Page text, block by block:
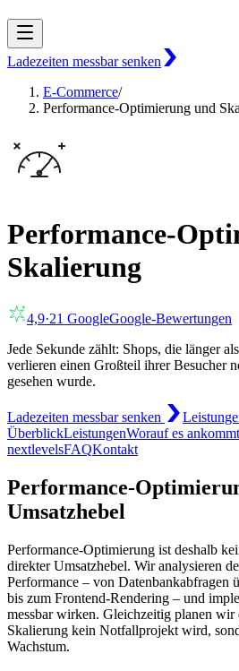
Ladezeiten messbar senken
E-Commerce/
Performance-Optimierung und
Performance-
Skalierung
4,9·21 GoogleGoogle-Bewertungen
Jede Sekunde zählt: Shops, die länger
verlieren einen Großteil ihrer Besucher
gesehen wurde.
Ladezeiten messbar senken
ÜberblickLeistungenWorauf es ankommt
nextlevelsFAQKontakt
Performance-
Umsatzhebel
Performance-Optimierung ist deshalb
direkter Umsatzhebel. Wir analysieren
Performance – von Datenbankabfragen
bis zum Frontend-Rendering – und
messbar wirken. Gleichzeitig planen wir
Skalierung kein Notfallprojekt wird,
Wachstum.